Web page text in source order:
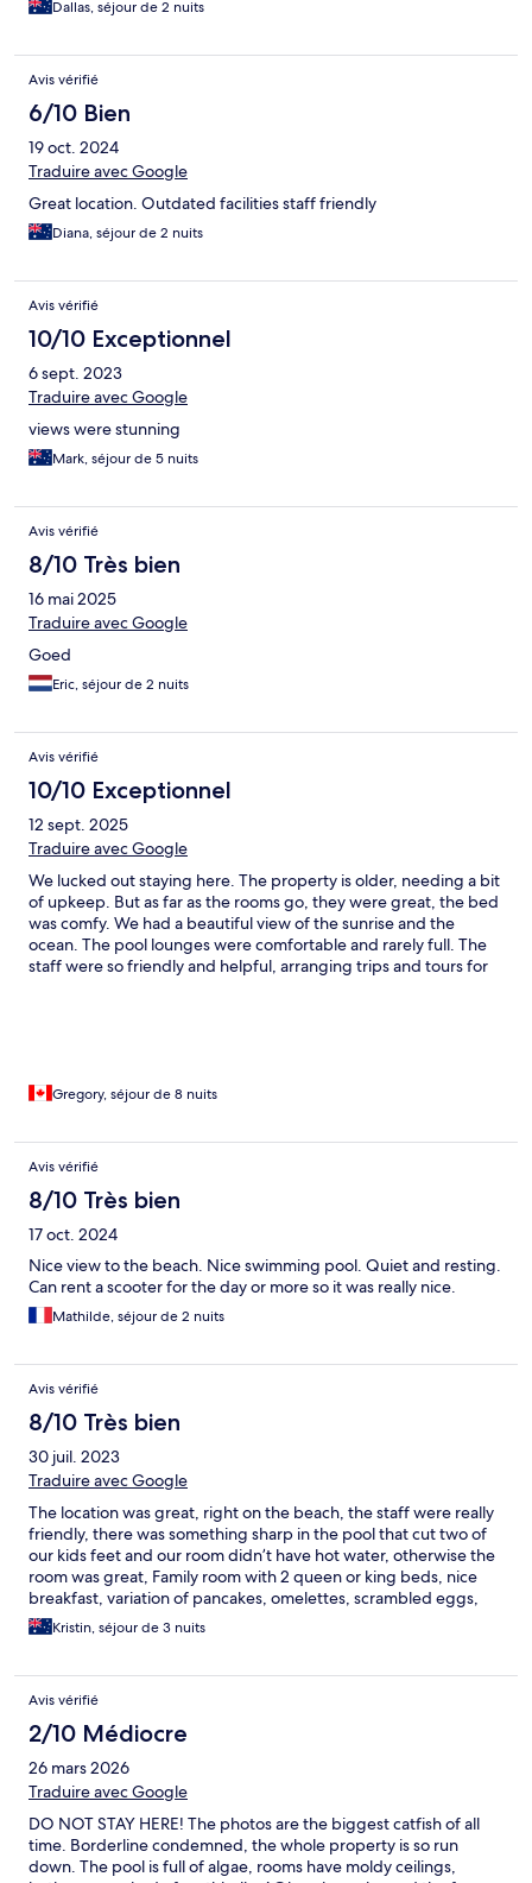
Dallas, séjour de 2 nuits
Avis vérifié
6/10 Bien
19 oct. 2024
Traduire avec Google
Great location. Outdated facilities staff friendly
Diana, séjour de 2 nuits
Avis vérifié
10/10 Exceptionnel
6 sept. 2023
Traduire avec Google
views were stunning
Mark, séjour de 5 nuits
Avis vérifié
8/10 Très bien
16 mai 2025
Traduire avec Google
Goed
Eric, séjour de 2 nuits
Avis vérifié
10/10 Exceptionnel
12 sept. 2025
Traduire avec Google
We lucked out staying here. The property is older, needing a bit
of upkeep. But as far as the rooms go, they were great, the bed
was comfy. We had a beautiful view of the sunrise and the
ocean. The pool lounges were comfortable and rarely full. The
staff were so friendly and helpful, arranging trips and tours for
Gregory, séjour de 8 nuits
Avis vérifié
8/10 Très bien
17 oct. 2024
Nice view to the beach. Nice swimming pool. Quiet and resting.
Can rent a scooter for the day or more so it was really nice.
Mathilde, séjour de 2 nuits
Avis vérifié
8/10 Très bien
30 juil. 2023
Traduire avec Google
The location was great, right on the beach, the staff were really
friendly, there was something sharp in the pool that cut two of
our kids feet and our room didn’t have hot water, otherwise the
room was great, Family room with 2 queen or king beds, nice
breakfast, variation of pancakes, omelettes, scrambled eggs,
toast, juice tea and coffee, super affordable
Kristin, séjour de 3 nuits
Avis vérifié
2/10 Médiocre
26 mars 2026
Traduire avec Google
DO NOT STAY HERE! The photos are the biggest catfish of all
time. Borderline condemned, the whole property is so run
down. The pool is full of algae, rooms have moldy ceilings,